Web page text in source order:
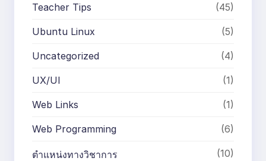
Teacher Tips (45)
Ubuntu Linux (5)
Uncategorized (4)
UX/UI (1)
Web Links (1)
Web Programming (6)
ตำแหน่งทางวิชาการ (10)